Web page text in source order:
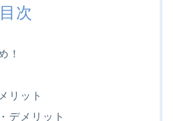
目次
！
リット
デメリット